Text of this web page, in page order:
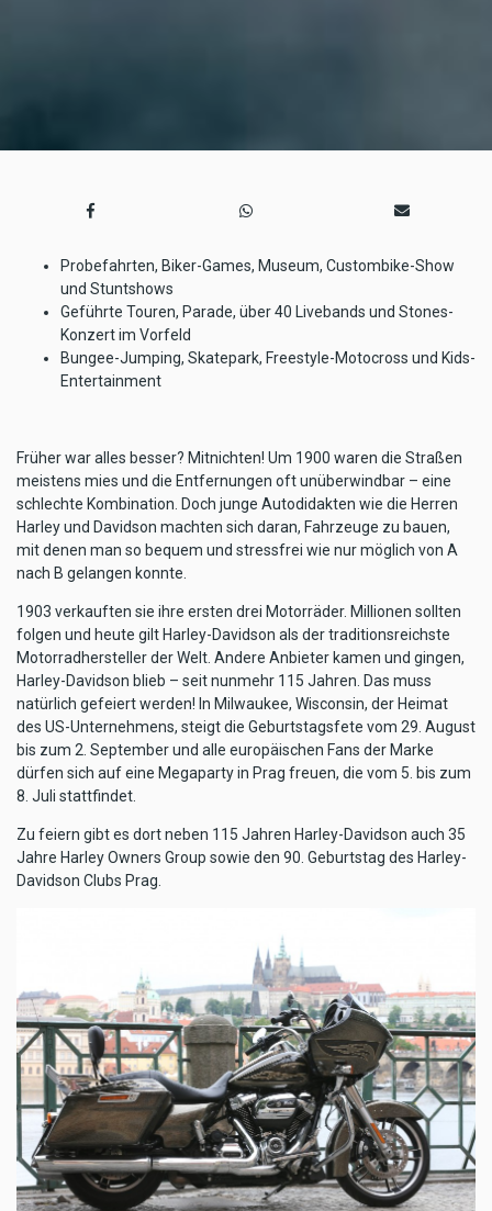
Probefahrten, Biker-Games, Museum, Custombike-Show
und Stuntshows
Geführte Touren, Parade, über 40 Livebands und Stones-
Konzert im Vorfeld
Bungee-Jumping, Skatepark, Freestyle-Motocross und Kids-
Entertainment
Früher war alles besser? Mitnichten! Um 1900 waren die Straßen
meistens mies und die Entfernungen oft unüberwindbar – eine
schlechte Kombination. Doch junge Autodidakten wie die Herren
Harley und Davidson machten sich daran, Fahrzeuge zu bauen,
mit denen man so bequem und stressfrei wie nur möglich von A
nach B gelangen konnte.
1903 verkauften sie ihre ersten drei Motorräder. Millionen sollten
folgen und heute gilt Harley-Davidson als der traditionsreichste
Motorradhersteller der Welt. Andere An­bieter kamen und gingen,
Harley-Davidson blieb – seit nunmehr 115 Jahren. Das muss
natürlich gefeiert werden! In Milwaukee, Wisconsin, der Heimat
des US-Unternehmens, steigt die Geburtstagsfete vom 29. August
bis zum 2. September und alle europäischen Fans der Marke
dürfen sich auf eine Mega­party in Prag freuen, die vom 5. bis zum
8. Juli stattfindet.
Zu feiern gibt es dort neben 115 Jahren Harley-Davidson auch 35
Jahre Harley Owners Group sowie den 90. Geburtstag des Harley-
Davidson Clubs Prag.